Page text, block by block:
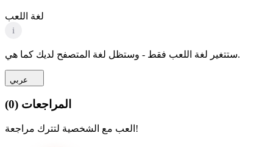
لغة اللعب
i
ستتغير لغة اللعب فقط - وستظل لغة المتصفح لديك كما هي.
عربي
المراجعات (
0
)
العب مع الشخصية لتترك مراجعة!